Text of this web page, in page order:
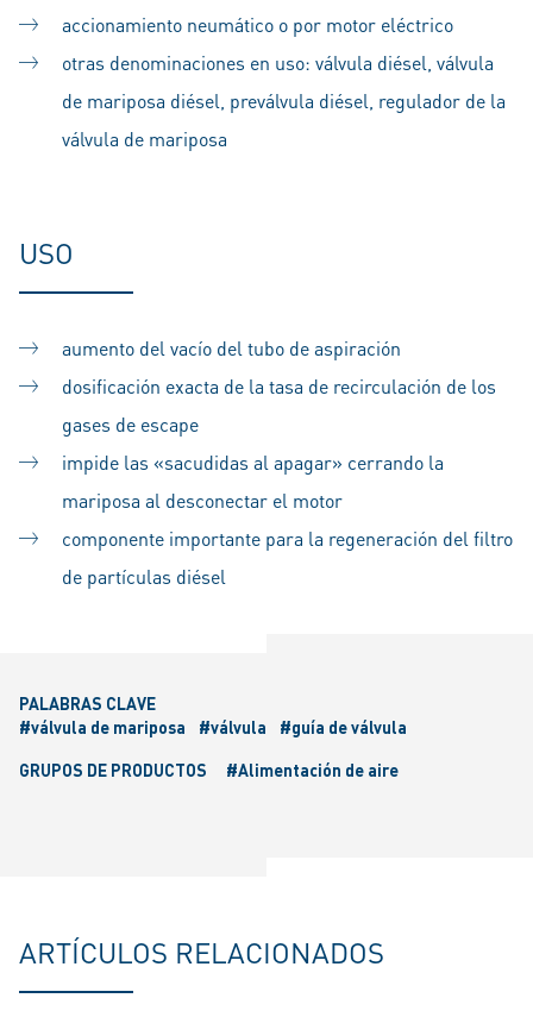
accionamiento neumático o por motor eléctrico
otras denominaciones en uso: válvula diésel, válvula
de mariposa diésel, preválvula diésel, regulador de la
válvula de mariposa
USO
aumento del vacío del tubo de aspiración
dosificación exacta de la tasa de recirculación de los
gases de escape
impide las «sacudidas al apagar» cerrando la
mariposa al desconectar el motor
componente importante para la regeneración del filtro
de partículas diésel
PALABRAS CLAVE
#válvula de mariposa
#válvula
#guía de válvula
GRUPOS DE PRODUCTOS
#Alimentación de aire
ARTÍCULOS RELACIONADOS